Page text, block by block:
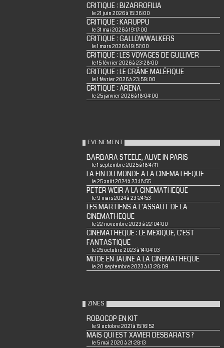
CRITIQUE : BIZARROFILIA
le 21 juin 2026 à 15:36:00
CRITIQUE : KARUPPU
le 31 mai 2026 à 19:17:00
CRITIQUE : GALLOWWALKERS
le 1 mars 2026 à 19:57:00
CRITIQUE : LES VOYAGES DE GULLIVER
le 15 février 2026 à 23:28:00
CRITIQUE : LE CRÂNE MALÉFIQUE
le 1 février 2026 à 23:59:00
CRITIQUE : ARENA
le 25 janvier 2026 à 18:04:00
EVENEMENT
BARBARA STEELE, ALIVE IN PARIS
le 1 septembre 2025 à 18:47:11
LA FIN DU MONDE A LA CINEMATHEQUE
le 25 août 2024 à 23:18:55
PETER WEIR A LA CINEMATHEQUE
le 9 mars 2024 à 23:24:53
LES MARTIENS A L'ASSAUT DE LA
CINEMATHEQUE
le 22 novembre 2023 à 22:04:00
CINEMATHEQUE : LE MEXIQUE, C'EST
FANTASTIQUE
le 25 octobre 2023 à 14:04:03
MODE EN JAUNE A LA CINEMATHEQUE
le 20 septembre 2023 à 13:28:09
ZINES
ROBOCOP EN KIT
le 9 octobre 2021 à 15:16:52
MAIS QUI EST XAVIER DESBARATS ?
le 5 mai 2020 à 21:28:13